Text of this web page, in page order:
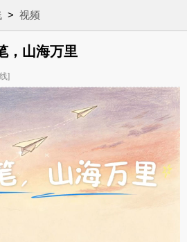
> 视频
，山海万里
]